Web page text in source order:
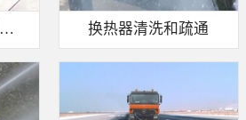
零部件高压去毛刺清洗 换热器清洗和疏通